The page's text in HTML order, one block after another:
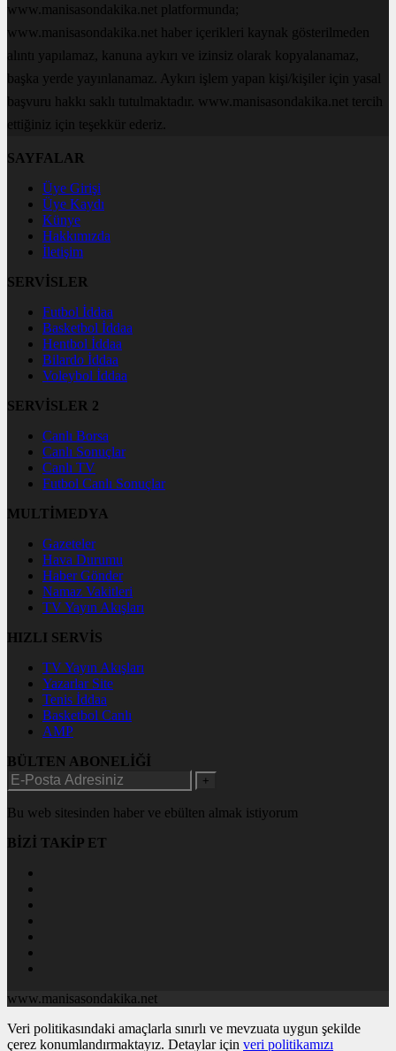
www.manisasondakika.net platformunda;
www.manisasondakika.net haber içerikleri kaynak gösterilmeden
alıntı yapılamaz, kanuna aykırı ve izinsiz olarak kopyalanamaz,
başka yerde yayınlanamaz. Aykırı işlem yapan kişi/kişiler için yasal
başvuru hakkı saklı tutulmaktadır. www.manisasondakika.net tercih
ettiğiniz için teşekkür ederiz.
SAYFALAR
Üye Girişi
Üye Kaydı
Künye
Hakkımızda
İletişim
SERVİSLER
Futbol İddaa
Basketbol İddaa
Hentbol İddaa
Bilardo İddaa
Voleybol İddaa
SERVİSLER 2
Canlı Borsa
Canlı Sonuçlar
Canlı TV
Futbol Canlı Sonuçlar
MULTİMEDYA
Gazeteler
Hava Durumu
Haber Gönder
Namaz Vakitleri
TV Yayın Akışları
HIZLI SERVİS
TV Yayın Akışları
Yazarlar Site
Tenis İddaa
Basketbol Canlı
AMP
BÜLTEN ABONELİĞİ
+
Bu web sitesinden haber ve ebülten almak istiyorum
BİZİ TAKİP ET
www.manisasondakika.net
Veri politikasındaki amaçlarla sınırlı ve mevzuata uygun şekilde
çerez konumlandırmaktayız. Detaylar için veri politikamızı